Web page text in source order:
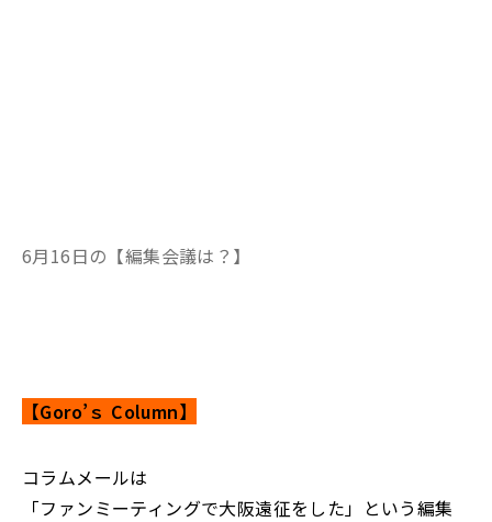
6月16日の【編集会議は？】
【Goro’ｓ Column】
コラムメールは
「ファンミーティングで大阪遠征をした」という編集